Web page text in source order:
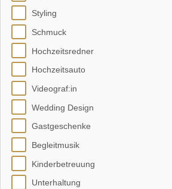
Styling
Schmuck
Hochzeitsredner
Hochzeitsauto
Videograf:in
Wedding Design
Gastgeschenke
Begleitmusik
Kinderbetreuung
Unterhaltung